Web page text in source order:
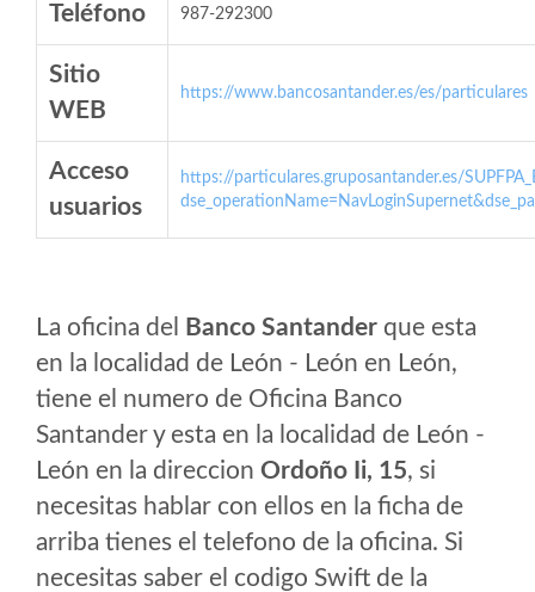
Teléfono 987-292300
Sitio
WEB
https://www.bancosantander.es/es/particulares
Acceso
usuarios
https://particulares.gruposantander.es/
La oficina del Banco Santander que esta
en la localidad de León - León en León,
tiene el numero de Oficina Banco
Santander y esta en la localidad de León -
León en la direccion Ordoño Ii, 15, si
necesitas hablar con ellos en la ficha de
arriba tienes el telefono de la oficina. Si
necesitas saber el codigo Swift de la